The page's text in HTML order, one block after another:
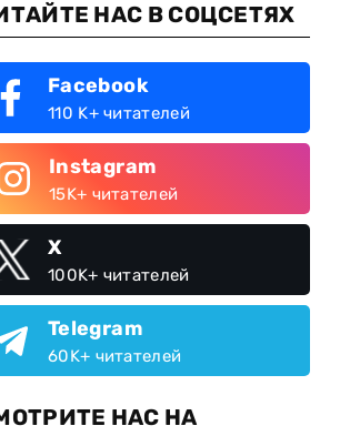
НАС В СОЦСЕТЯХ
Facebook
110 K+ читателей
Instagram
15K+ читателей
X
100K+ читателей
Telegram
60K+ читателей
НАС НА